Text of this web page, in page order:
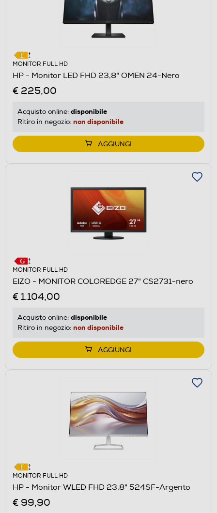
MONITOR FULL HD
HP - Monitor LED FHD 23,8" OMEN 24-Nero
€ 225,00
Acquisto online: disponibile
Ritiro in negozio: non disponibile
AGGIUNGI
MONITOR FULL HD
EIZO - MONITOR COLOREDGE 27" CS2731-nero
€ 1.104,00
Acquisto online: disponibile
Ritiro in negozio: non disponibile
AGGIUNGI
MONITOR FULL HD
HP - Monitor WLED FHD 23,8" 524SF-Argento
€ 99,90